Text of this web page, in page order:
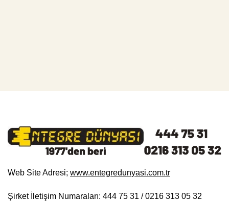
Web Site Adresi; www.entegredunyasi.com.tr
Şirket İletişim Numaraları: 444 75 31 / 0216 313 05 32